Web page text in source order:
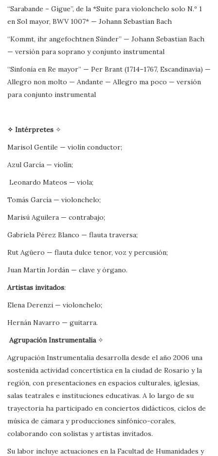
“Sarabande – Gigue”, de la *Suite para violonchelo solo N.º 1
en Sol mayor, BWV 1007* — Johann Sebastian Bach
“Kommt, ihr angefochtnen Sünder” — Johann Sebastian Bach
— versión para soprano y conjunto instrumental
“Sinfonía en Re mayor” — Per Brant (1714–1767, Escandinavia) —
Allegro non molto — Andante — Allegro ma poco — versión
para conjunto instrumental
✧ Intérpretes ✧
Marisol Gentile — violín conductor;
Azul García — violín;
Leonardo Mateos — viola;
Tomás García — violonchelo;
Marisú Aguilera — contrabajo;
Gabriela Pérez Blanco — flauta traversa;
Rut Agüero — flauta dulce tenor, voz y percusión;
Juan Martín Jordán — clave y órgano.
Artistas invitados:
Elena Derenzi — violonchelo;
Hernán Navarro — guitarra.
Agrupación Instrumentalia ✧
Agrupación Instrumentalia desarrolla desde el año 2006 una
sostenida actividad concertística en la ciudad de Rosario y la
región, con presentaciones en espacios culturales, iglesias,
salas teatrales e instituciones educativas. A lo largo de su
trayectoria ha participado en conciertos didácticos, ciclos de
música de cámara y producciones sinfónico-corales,
colaborando con solistas y artistas invitados.
Su labor incluye actuaciones en la Facultad de Humanidades y